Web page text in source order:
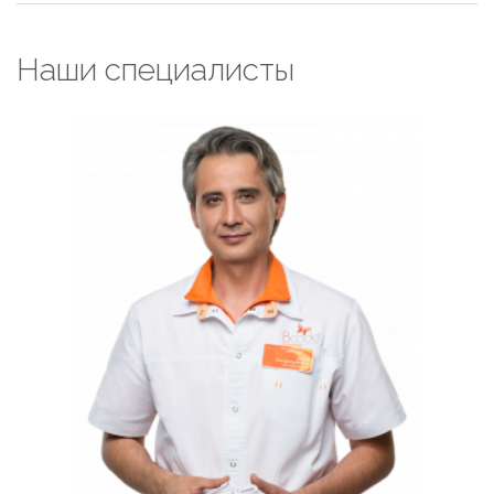
пособие и пребывание в стационаре . А16.01.034.009
Липосакция, тело, 1 зона, включая
стационаре . А16.01.034.001
Липосакция, тело, 2 зоны, включая
анестезиологическое пособие и пребывание в
стационаре . А16.01.034.001
Липосакция, тело, 4 зоны, включая
анестезиологическое пособие и пребывание в
стационаре . А16.01.034.001
Липосакция, тело, 6 зон, включая анестезиологическое
пособие и пребывание в стационаре . А16.01.034.001
Наши специалисты